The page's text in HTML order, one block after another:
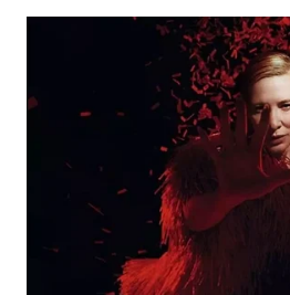
LAWAS
WN
WN
KEPULAUAN